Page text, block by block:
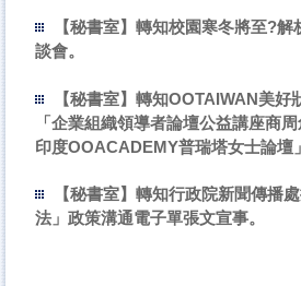
【秘書室】轉知校園寒冬將至?
談會。
【秘書室】轉知OOTAIWAN美好
「企業組織領導者論壇公益講座商
印度OOACADEMY普瑞塔女士論壇
【秘書室】轉知行政院新聞傳播
法」政策溝通電子單張文宣事。